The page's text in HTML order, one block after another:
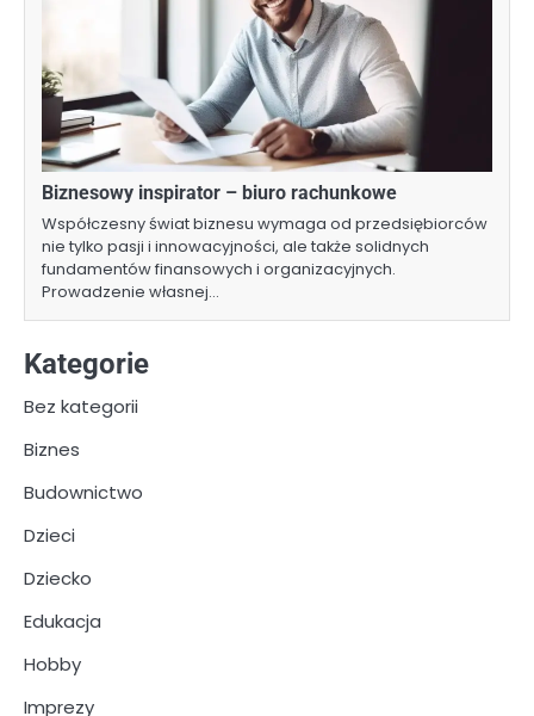
Biznesowy inspirator – biuro rachunkowe
Współczesny świat biznesu wymaga od przedsiębiorców
nie tylko pasji i innowacyjności, ale także solidnych
fundamentów finansowych i organizacyjnych.
Prowadzenie własnej…
Kategorie
Bez kategorii
Biznes
Budownictwo
Dzieci
Dziecko
Edukacja
Hobby
Imprezy